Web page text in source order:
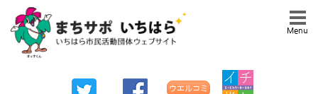
ウエルコミ
Menu